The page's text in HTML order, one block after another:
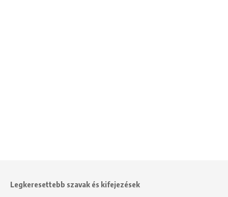
Legkeresettebb szavak és kifejezések